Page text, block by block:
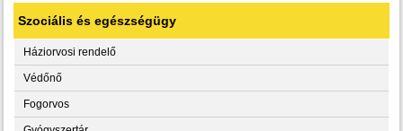
Szociális és egészségügy
Háziorvosi rendelő
Védőnő
Fogorvos